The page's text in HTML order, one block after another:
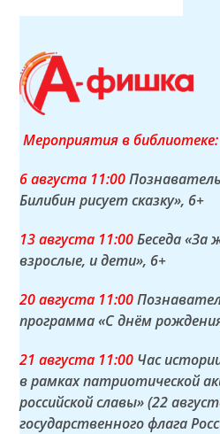
Мероприятия в библиотеке:
6 августа 11:00
Билибин рисует сказку», 6+
13 августа 11:00Беседа
взрослые, и дети», 6+
20 августа 11:00
программа «С днём
21 августа 11:00 Час
в рамках патриотической
российской славы» (22
государственного флага